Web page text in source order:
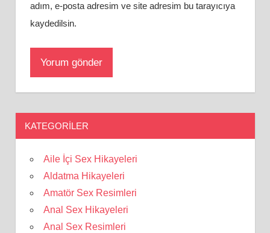
adım, e-posta adresim ve site adresim bu tarayıcıya
kaydedilsin.
KATEGORILER
Aile İçi Sex Hikayeleri
Aldatma Hikayeleri
Amatör Sex Resimleri
Anal Sex Hikayeleri
Anal Sex Resimleri